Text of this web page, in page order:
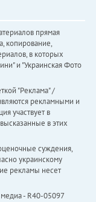
прямая
копирование,
в которых
и "Украинская Фото
"Реклама" /
рекламными и
участвует в
в этих
суждения,
украинскому
рекламы несет
- R40-05097